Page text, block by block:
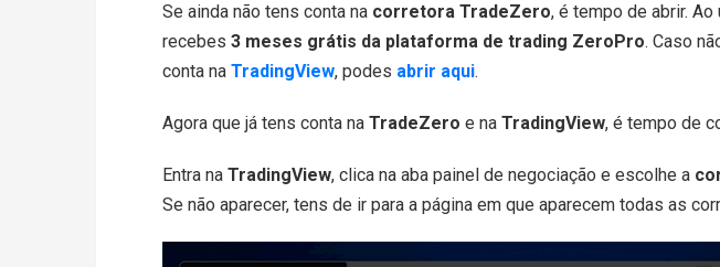
Se ainda não tens conta na corretora TradeZero, é tempo de abrir. Ao
recebes 3 meses grátis da plataforma de trading ZeroPro. Caso
conta na TradingView, podes abrir aqui.
Agora que já tens conta na TradeZero e na TradingView, é tempo de
Entra na TradingView, clica na aba painel de negociação e escolhe a
Se não aparecer, tens de ir para a página em que aparecem todas as